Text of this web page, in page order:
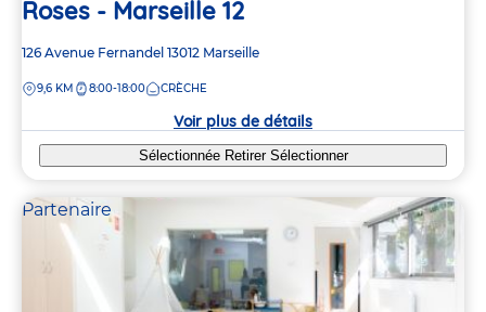
Roses - Marseille 12
Adresse
la
126 Avenue Fernandel 13012 Marseille
DISTANCE
9,6 KM 8:00-18:00 CRÈCHE
Voir plus de détails
Sélectionnée Retirer Sélectionner
Partenaire